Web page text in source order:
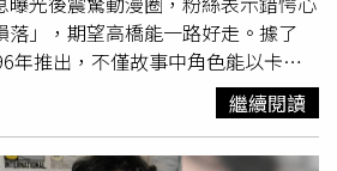
」，期望高橋能一路好走。據了
年推出，不僅故事中角色能以卡牌
成的紙牌遊戲「遊戲王集換紙牌遊
年更被金氏世界紀錄認定為「最
遊戲比賽」，其中，實體卡牌也引發
繼續閱讀